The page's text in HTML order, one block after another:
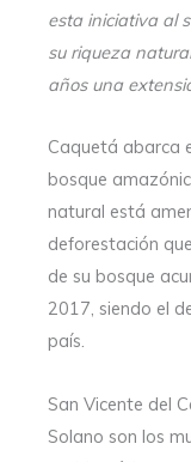
esta iniciativa al
su riqueza
años una
Caquetá abarca
bosque
natural está
deforestación
de su bosque
2017, siendo el
país.
San Vicente del
Solano son los